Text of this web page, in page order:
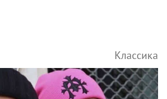
Классика